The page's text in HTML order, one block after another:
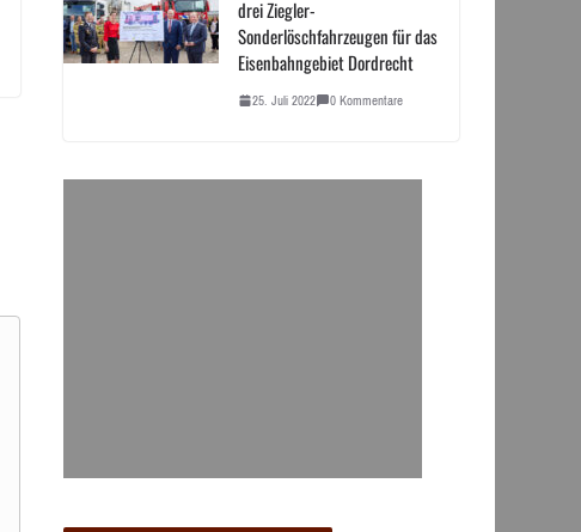
drei Ziegler-
Sonderlöschfahrzeugen für das
Eisenbahngebiet Dordrecht
25. Juli 2022 0 Kommentare